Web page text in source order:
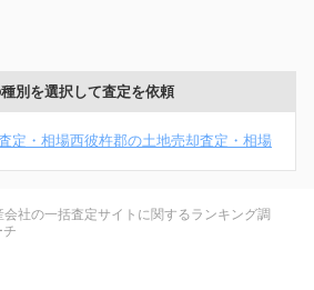
別を選択して査定を依頼
定・相場西彼杵郡の土地売却査定・相場
社の一括査定サイトに関するランキング調